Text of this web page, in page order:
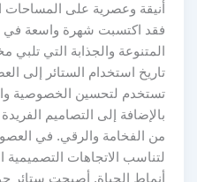
أنيقة وعصرية على المساحات
فقد اكتسبت شهرة واسعة في
المتنوعة والجذابة التي تلبي
تاريخ استخدام الستائر إلى
تستخدم لتحسين الخصوصية
بالإضافة إلى التصاميم
من الفخامة والرقي. في العصور
لتناسب الاتجاهات التصميمية
أنماط الحياة. أصبحت ستائر